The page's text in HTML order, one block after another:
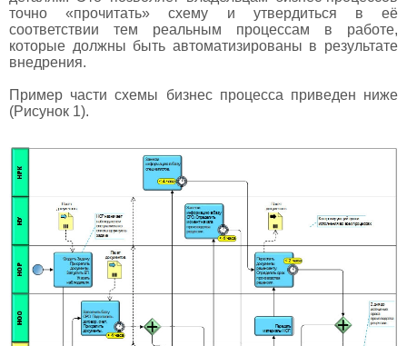
точно «прочитать» схему и утвердиться в её
соответствии тем реальным процессам в работе,
которые должны быть автоматизированы в результате
внедрения.
Пример части схемы бизнес процесса приведен ниже
(Рисунок 1).